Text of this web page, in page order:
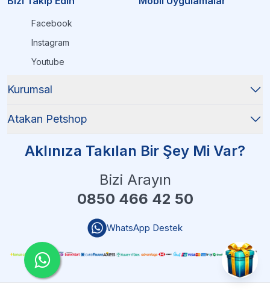
Facebook
Instagram
Youtube
Kurumsal
Atakan Petshop
Aklınıza Takılan Bir Şey Mi Var?
Bizi Arayın
0850 466 42 50
WhatsApp Destek